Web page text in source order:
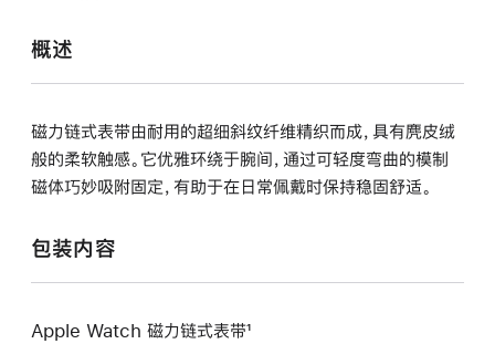
概述
磁力链式表带由耐用的超细斜纹纤维精织而成，具有麂皮绒
般的柔软触感。它优雅环绕于腕间，通过可轻度弯曲的模制
磁体巧妙吸附固定，有助于在日常佩戴时保持稳固舒适。
包装内容
Apple Watch 磁力链式表带¹